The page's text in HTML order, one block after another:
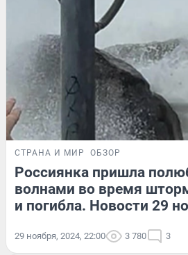
СТРАНА И МИР ОБЗОР
Россиянка пришла
волнами во время
и погибла. Новости 29
29 ноября, 2024, 22:00 3 780 3